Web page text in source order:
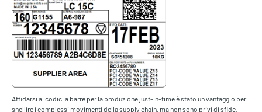
Affidarsi ai codici a barre per la produzione just-in-time è stato un vantaggio per
snellire i complessi movimenti della supply chain, ma non sono privi di sfide.